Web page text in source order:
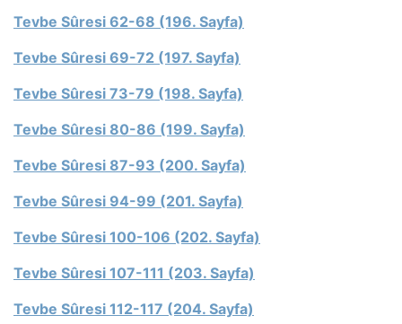
Tevbe Sûresi 62-68 (196. Sayfa)
Tevbe Sûresi 69-72 (197. Sayfa)
Tevbe Sûresi 73-79 (198. Sayfa)
Tevbe Sûresi 80-86 (199. Sayfa)
Tevbe Sûresi 87-93 (200. Sayfa)
Tevbe Sûresi 94-99 (201. Sayfa)
Tevbe Sûresi 100-106 (202. Sayfa)
Tevbe Sûresi 107-111 (203. Sayfa)
Tevbe Sûresi 112-117 (204. Sayfa)